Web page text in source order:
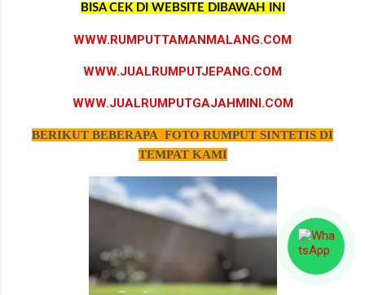
BISA CEK DI WEBSITE DIBAWAH INI
WWW.RUMPUTTAMANMALANG.COM
WWW.JUALRUMPUTJEPANG.COM
WWW.JUALRUMPUTGAJAHMINI.COM
BERIKUT BEBERAPA FOTO RUMPUT SINTETIS DI
TEMPAT KAMI